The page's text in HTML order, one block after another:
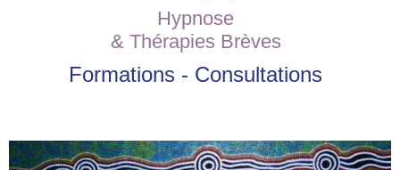
Hypnose
& Thérapies Brèves
Formations - Consultations